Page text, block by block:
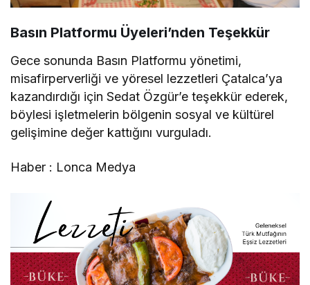
Basın Platformu Üyeleri’nden Teşekkür
Gece sonunda Basın Platformu yönetimi,
misafirperverliği ve yöresel lezzetleri Çatalca’ya
kazandırdığı için Sedat Özgür’e teşekkür ederek,
böylesi işletmelerin bölgenin sosyal ve kültürel
gelişimine değer kattığını vurguladı.
Haber : Lonca Medya